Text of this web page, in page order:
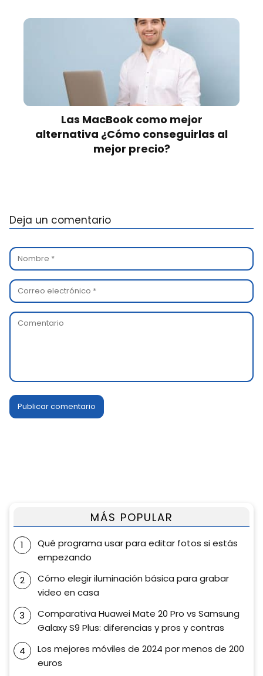
Las MacBook como mejor
alternativa ¿Cómo conseguirlas al
mejor precio?
Deja un comentario
MÁS POPULAR
Qué programa usar para editar fotos si estás
empezando
Cómo elegir iluminación básica para grabar
video en casa
Comparativa Huawei Mate 20 Pro vs Samsung
Galaxy S9 Plus: diferencias y pros y contras
Los mejores móviles de 2024 por menos de 200
euros